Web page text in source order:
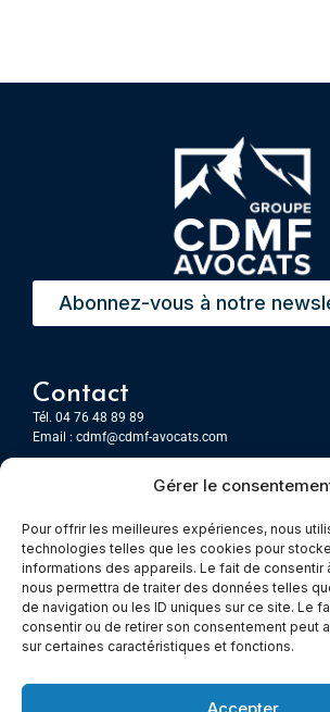
Gérer le
Pour offrir les meilleures expériences, nous
technologies telles que les cookies pour
informations des appareils. Le fait de consentir
nous permettra de traiter des données telles
de navigation ou les ID uniques sur ce site. Le
consentir ou de retirer son consentement peut
sur certaines caractéristiques et fonctions.
Accepter
Abonnez-vous à notre
Contact
Tél. 04 76 48 89 89
Email : cdmf@cdmf-avocats.com
7 Place Firmin Gautier
CS 80476
38016 GRENOBLE, Cedex 1
Chambery
Immeuble le Paris
73000 Chambéry